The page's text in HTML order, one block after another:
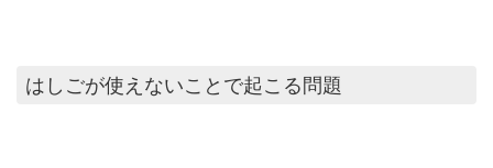
はしごが使えないことで起こる問題